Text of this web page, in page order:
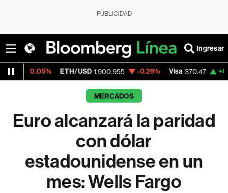
PUBLICIDAD
Ingresar
ETH/USD 1,900.955 -0.26% Visa 370.47 +0.52%
MERCADOS
Euro alcanzará la paridad
con dólar
estadounidense en un
mes: Wells Fargo